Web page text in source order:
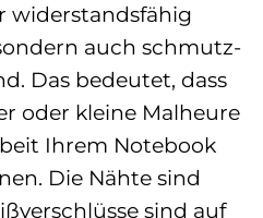
widerstandsfähig
auch schmutz-
Das bedeutet, dass
oder kleine Malheure
Ihrem Notebook
Die Nähte sind
sind auf